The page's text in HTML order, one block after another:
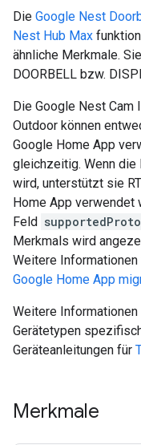
Die Google Nest
Nest Hub Max
ähnliche Merkmale.
DOORBELL bzw.
Die Google Nest Cam
Outdoor können
Google Home App
gleichzeitig. Wenn die
wird, unterstützt sie
Home App verwendet
Feld
Merkmals wird
Weitere
Google Home App
Weitere
Gerätetypen
Geräteanleitungen für
Merkmale